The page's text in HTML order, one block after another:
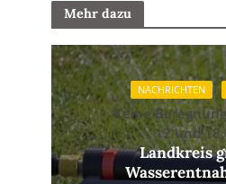
Mehr dazu
NACHRICHTEN
Keine
12 und 18
Landkreis